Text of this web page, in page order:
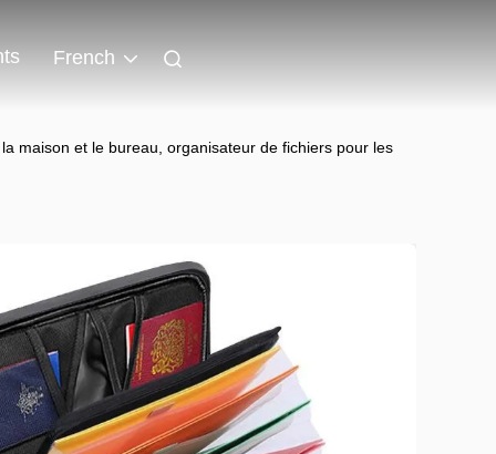
French
maison et le bureau, organisateur de fichiers pour les